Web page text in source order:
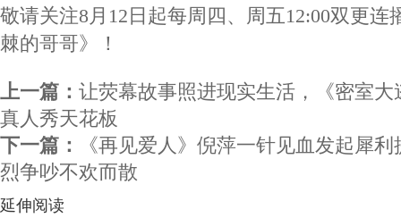
敬请关注8月12日起每周四、周五12:00双更连
棘的哥哥》！
上一篇： 让荧幕故事照进现实生活，《密室
真人秀天花板
下一篇：
《再见爱人》倪萍一针见血发起犀
烈争吵不欢而散
延伸阅读